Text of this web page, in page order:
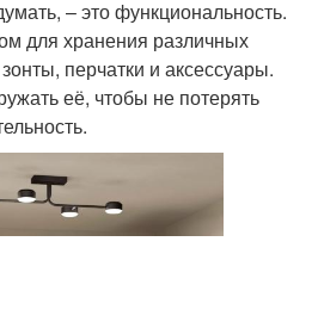
– это функциональность.
для хранения различных
перчатки и аксессуары.
её, чтобы не потерять